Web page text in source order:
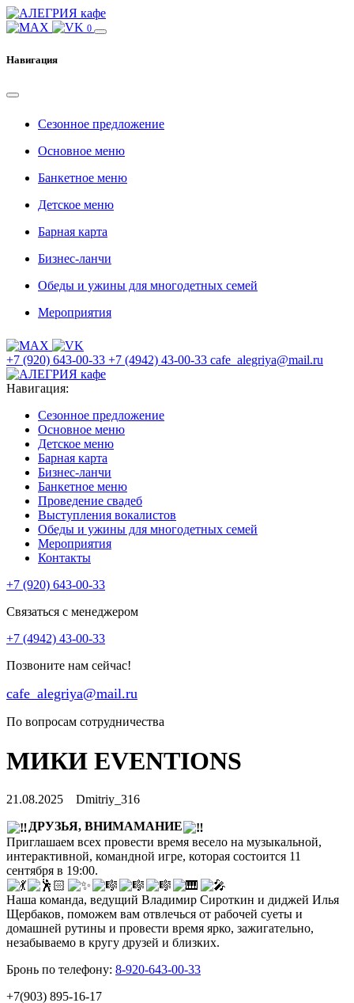
0
Навигация
Сезонное предложение
Основное меню
Банкетное меню
Детское меню
Барная карта
Бизнес-ланчи
Обеды и ужины для многодетных семей
Мероприятия
+7 (920) 643-00-33 +7 (4942) 43-00-33 cafe_alegriya@mail.ru
Навигация:
Сезонное предложение
Основное меню
Детское меню
Барная карта
Бизнес-ланчи
Банкетное меню
Проведение свадеб
Выступления вокалистов
Обеды и ужины для многодетных семей
Мероприятия
Контакты
+7 (920) 643-00-33
Связаться с менеджером
+7 (4942) 43-00-33
Позвоните нам сейчас!
cafe_alegriya@mail.ru
По вопросам сотрудничества
МИКИ EVENTIONS
21.08.2025
Dmitriy_316
ДРУЗЬЯ, ВНИМАМАНИЕ
Приглашаем всех провести время весело на музыкальной,
интерактивной, командной игре, которая состоится 11
сентября в 19:00.
Наша команда, ведущий Владимир Сироткин и диджей Илья
Щербаков, поможем вам отвлечься от рабочей суеты и
домашней рутины и провести время ярко, зажигательно,
незабываемо в кругу друзей и близких.
Бронь по телефону: 8-920-643-00-33
+7(903) 895-16-17